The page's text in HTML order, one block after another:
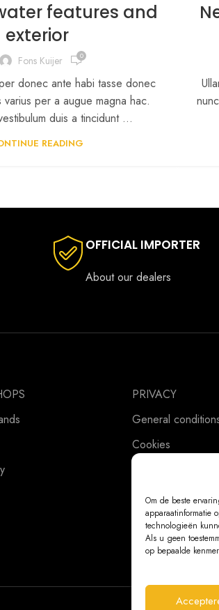
Om de beste
apparaatinformatie
technologieën
Als u geen
op bepaalde
features and
exterior
Fons Kuijer 0
donec ante habi tasse donec
per a augue magna hac.
duis a tincidunt ...
READING
OFFICIAL IMPORTER
About our dealers
PRIVACY
General
Cookies